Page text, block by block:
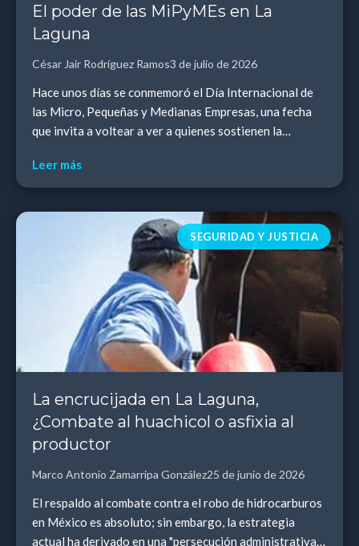
El poder de las MiPyMEs en La
Laguna
César Jair Rodríguez Ramos3 de julio de 2026
Hace unos días se conmemoró el Día Internacional de
las Micro, Pequeñas y Medianas Empresas, una fecha
que invita a voltear a ver a quienes sostienen la
Leer más
SEGURIDAD Y JUSTICIA
La encrucijada en La Laguna,
¿Combate al huachicol o asfixia al
productor
Marco Antonio Zamarripa González25 de junio de 2026
El respaldo al combate contra el robo de hidrocarburos
en México es absoluto; sin embargo, la estrategia
actual ha derivado en una "persecución administrativa"